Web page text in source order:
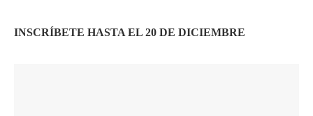
INSCRÍBETE HASTA EL 20 DE DICIEMBRE